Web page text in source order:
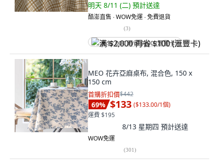
明天 8/11 (二) 預計送達
酷澎直售 ∙ WOW免運 ∙ 免費退貨
(3)
满 $2,000 再省 $100 (滙豐卡)
MEO 花卉亞麻桌布, 混合色, 150 x
150 cm
首購折扣價$442
69% $133 ($133.00/1個)
運費 $195
8/13 星期四 預計送達
WOW免運
(301)